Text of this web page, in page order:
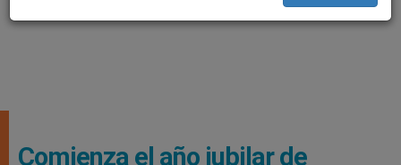
Comienza el año jubilar de